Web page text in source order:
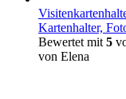
Kartenhalter,
Bewertet mit 5
von Elena